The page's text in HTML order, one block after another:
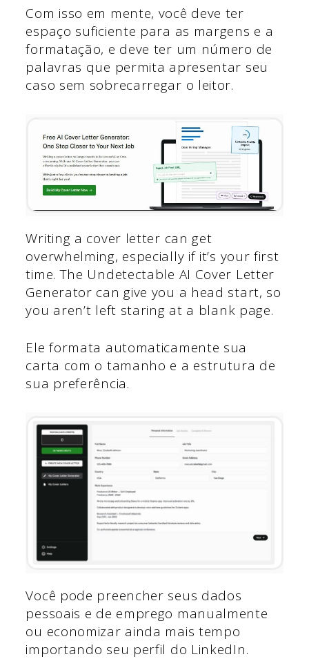
Com isso em mente, você deve ter
espaço suficiente para as margens e a
formatação, e deve ter um número de
palavras que permita apresentar seu
caso sem sobrecarregar o leitor.
Writing a cover letter can get
overwhelming, especially if it’s your first
time. The Undetectable AI Cover Letter
Generator can give you a head start, so
you aren’t left staring at a blank page.
Ele formata automaticamente sua
carta com o tamanho e a estrutura de
sua preferência.
Você pode preencher seus dados
pessoais e de emprego manualmente
ou economizar ainda mais tempo
importando seu perfil do LinkedIn.